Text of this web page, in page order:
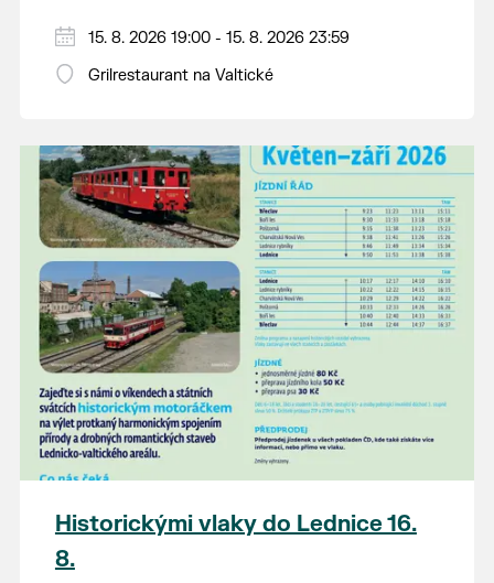
15. 8. 2026 19:00 - 15. 8. 2026 23:59
Grilrestaurant na Valtické
Historickými vlaky do Lednice 16.
8.